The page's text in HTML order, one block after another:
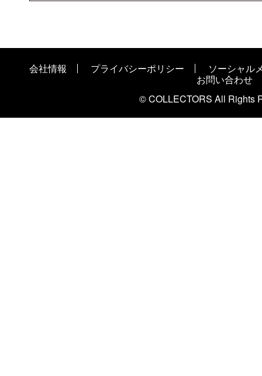
会社情報 プライバシーポリシー
ソーシャル
お問い合わせ
© COLLECTORS All Rights